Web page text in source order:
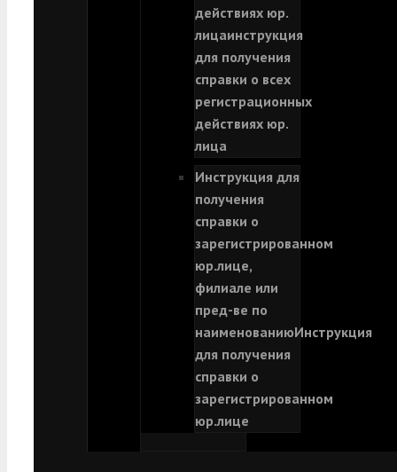
действиях юр.
лицаинструкция
для получения
справки о всех
регистрационных
действиях юр.
лица
Инструкция для
получения
справки о
зарегистрированном
юр.лице,
филиале или
пред-ве по
наименованиюИнструкция
для получения
справки о
зарегистрированном
юр.лице